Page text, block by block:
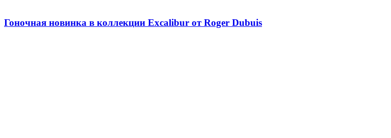
Гоночная новинка в коллекции Excalibur от Roger Dubuis